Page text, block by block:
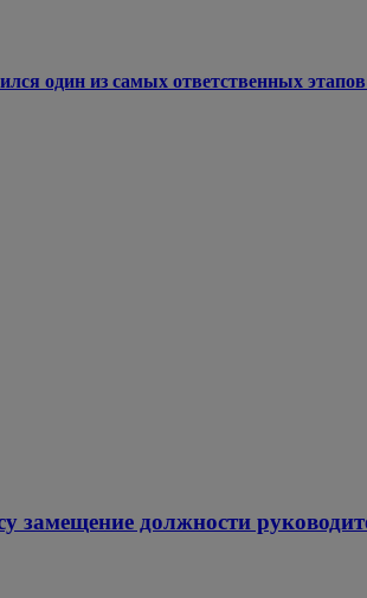
один из самых ответственных
замещение должности